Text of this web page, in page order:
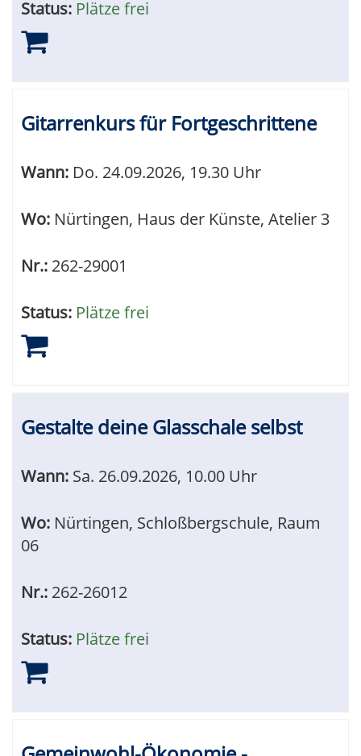
Status: Plätze frei
Gitarrenkurs für Fortgeschrittene
Wann: Do. 24.09.2026, 19.30 Uhr
Wo: Nürtingen, Haus der Künste, Atelier 3
Nr.: 262-29001
Status: Plätze frei
Gestalte deine Glasschale selbst
Wann: Sa. 26.09.2026, 10.00 Uhr
Wo: Nürtingen, Schloßbergschule, Raum
06
Nr.: 262-26012
Status: Plätze frei